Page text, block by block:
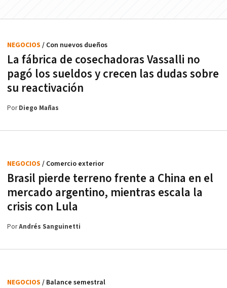
La fábrica de cosechadoras Vassalli no
pagó los sueldos y crecen las dudas sobre
su reactivación
NEGOCIOS / Con nuevos dueños
PorDiego Mañas
Brasil pierde terreno frente a China en el
mercado argentino, mientras escala la
crisis con Lula
NEGOCIOS / Comercio exterior
PorAndrés Sanguinetti
NEGOCIOS / Balance semestral